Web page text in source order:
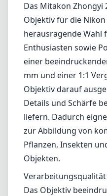
Das Mitakon Zhongyi
Objektiv für die
herausragende
Enthusiasten sowie
einer
mm und einer 1:1
Objektiv darauf
Details und Schärfe
liefern. Dadurch
zur Abbildung von
Pflanzen, Insekten
Objekten.
Das Objektiv